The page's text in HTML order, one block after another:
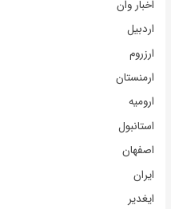
اخبار وان
اردبیل
ارزروم
ارمنستان
ارومیه
استانبول
اصفهان
ایران
ایغدیر